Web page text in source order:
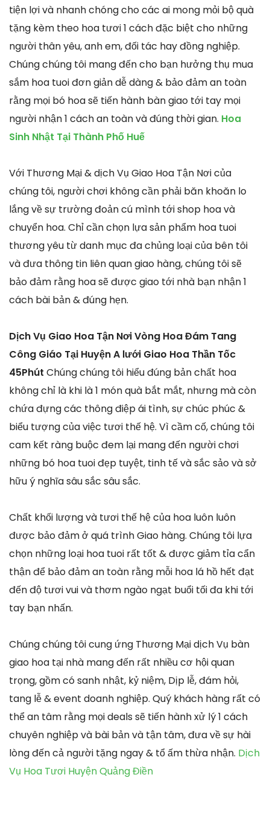
tiện lợi và nhanh chóng cho các ai mong mỏi bộ quà
tặng kèm theo hoa tươi 1 cách đặc biệt cho những
người thân yêu, anh em, đối tác hay đồng nghiệp.
Chúng chúng tôi mang đến cho bạn hưởng thụ mua
sắm hoa tuoi đơn giản dễ dàng & bảo đảm an toàn
rằng mọi bó hoa sẽ tiến hành bàn giao tới tay mọi
người nhận 1 cách an toàn và đúng thời gian. Hoa
Sinh Nhật Tại Thành Phố Huế
Với Thương Mại & dịch Vụ Giao Hoa Tận Nơi của
chúng tôi, người chơi không cần phải băn khoăn lo
lắng về sự trường đoản cú mình tới shop hoa và
chuyển hoa. Chỉ cần chọn lựa sản phẩm hoa tuoi
thương yêu từ danh mục đa chủng loại của bên tôi
và đưa thông tin liên quan giao hàng, chúng tôi sẽ
bảo đảm rằng hoa sẽ được giao tới nhà bạn nhận 1
cách bài bản & đúng hẹn.
Dịch Vụ Giao Hoa Tận Nơi Vòng Hoa Đám Tang
Công Giáo Tại Huyện A lưới Giao Hoa Thần Tốc
45Phút Chúng chúng tôi hiểu đúng bản chất hoa
không chỉ là khi là 1 món quà bắt mắt, nhưng mà còn
chứa đựng các thông điệp ái tình, sự chúc phúc &
biểu tượng của việc tươi thế hệ. Vì cầm cố, chúng tôi
cam kết ràng buộc đem lại mang đến người chơi
những bó hoa tuoi đẹp tuyệt, tinh tế và sắc sảo và sở
hữu ý nghĩa sâu sắc sâu sắc.
Chất khối lượng và tươi thế hệ của hoa luôn luôn
được bảo đảm ở quá trình Giao hàng. Chúng tôi lựa
chọn những loại hoa tuoi rất tốt & được giảm tỉa cẩn
thận để bảo đảm an toàn rằng mỗi hoa lá hồ hết đạt
đến độ tươi vui và thơm ngào ngạt buổi tối đa khi tới
tay bạn nhấn.
Chúng chúng tôi cung ứng Thương Mại dịch Vụ bàn
giao hoa tại nhà mang đến rất nhiều cơ hội quan
trọng, gồm có sanh nhật, kỷ niệm, Dịp lễ, đám hỏi,
tang lễ & event doanh nghiệp. Quý khách hàng rất có
thể an tâm rằng mọi deals sẽ tiến hành xử lý 1 cách
chuyên nghiệp và bài bản và tận tâm, đưa về sự hài
lòng đến cả người tặng ngay & tổ ấm thừa nhận. Dịch
Vụ Hoa Tươi Huyện Quảng Điền